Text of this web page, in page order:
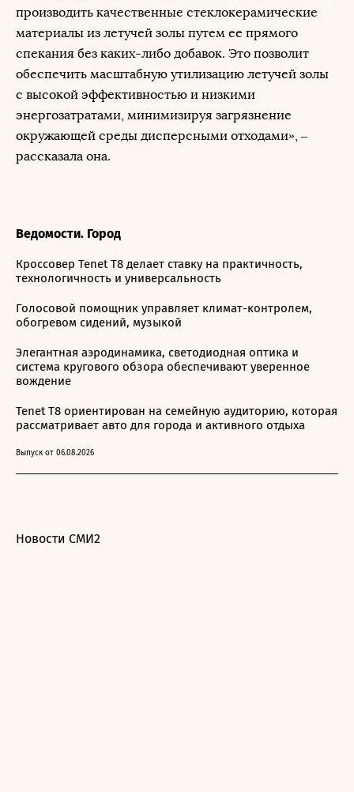
производить качественные стеклокерамические
материалы из летучей золы путем ее прямого
спекания без каких-либо добавок. Это позволит
обеспечить масштабную утилизацию летучей золы
с высокой эффективностью и низкими
энергозатратами, минимизируя загрязнение
окружающей среды дисперсными отходами», –
рассказала она.
Ведомости. Город
Кроссовер Tenet T8 делает ставку на практичность,
технологичность и универсальность
Голосовой помощник управляет климат-контролем,
обогревом сидений, музыкой
Элегантная аэродинамика, светодиодная оптика и
система кругового обзора обеспечивают уверенное
вождение
Tenet T8 ориентирован на семейную аудиторию, которая
рассматривает авто для города и активного отдыха
Выпуск от 06.08.2026
Новости СМИ2